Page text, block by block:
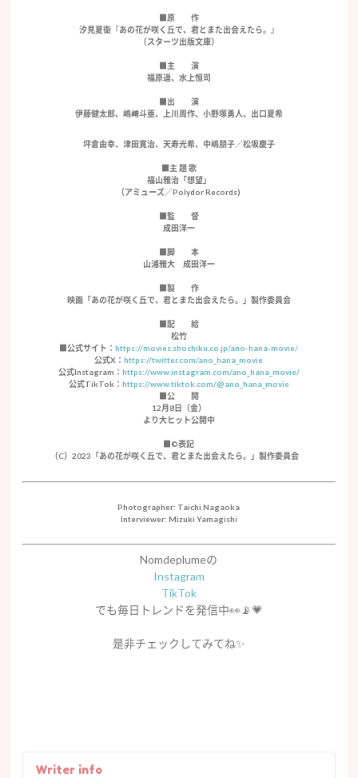
■原 作
汐見夏衛『あの花が咲く丘で、君とまた出会えたら。』
（スターツ出版文庫）
■主 演
福原遥、水上恒司
■出 演
伊藤健太郎、嶋﨑斗亜、上川周作、小野塚勇人、出口夏希
坪倉由幸、津田寛治、天寿光希、中嶋朋子／松坂慶子
■主 題 歌
福山雅治「想望」
（アミューズ／Polydor Records)
■監 督
成田洋一
■脚 本
山浦雅大 成田洋一
■製 作
映画「あの花が咲く丘で、君とまた出会えたら。」製作委員会
■配 給
松竹
■公式サイト：https://movies.shochiku.co.jp/ano-hana-movie/
公式X：https://twitter.com/ano_hana_movie
公式Instagram： https://www.instagram.com/ano_hana_movie/
公式TikTok： https://www.tiktok.com/@ano_hana_movie
■公 開
12月8日（金）
より大ヒット公開中
■©表記
（C）2023「あの花が咲く丘で、君とまた出会えたら。」製作委員会
Photographer: Taichi Nagaoka
Interviewer: Mizuki Yamagishi
Nomdeplumeの
Instagram
TikTok
でも毎日トレンドを発信中👀📡💗
是非チェックしてみてね✨
Writer info